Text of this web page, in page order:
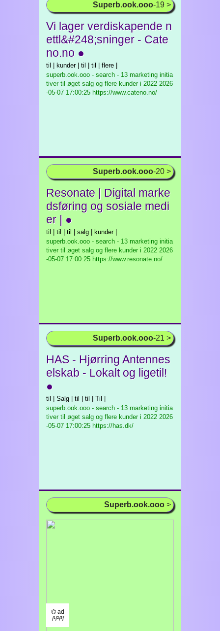
Superb.ook.ooo-19 >
Vi lager verdiskapende n
ettl&#248;sninger - Cate
no.no ●
til | kunder | til | til | flere |
superb.ook.ooo - search - 13 marketing initia
tiver til øget salg og flere kunder i 2022 2026
-05-07 17:00:25 https://www.cateno.no/
Superb.ook.ooo-20 >
Resonate | Digital marke
dsføring og sosiale medi
er | ●
til | til | til | salg | kunder |
superb.ook.ooo - search - 13 marketing initia
tiver til øget salg og flere kunder i 2022 2026
-05-07 17:00:25 https://www.resonate.no/
Superb.ook.ooo-21 >
HAS - Hjørring Antennes
elskab - Lokalt og ligetil!
●
til | Salg | til | til | Til |
superb.ook.ooo - search - 13 marketing initia
tiver til øget salg og flere kunder i 2022 2026
-05-07 17:00:25 https://has.dk/
Superb.ook.ooo >
⌬ ad
/¹/²/³/